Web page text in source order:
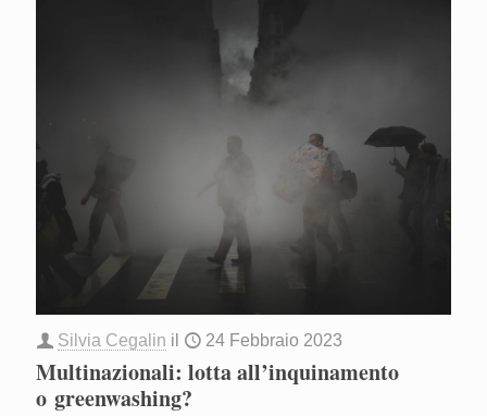
Silvia Cegalin il 24 Febbraio 2023
Multinazionali: lotta all’inquinamento
o greenwashing?